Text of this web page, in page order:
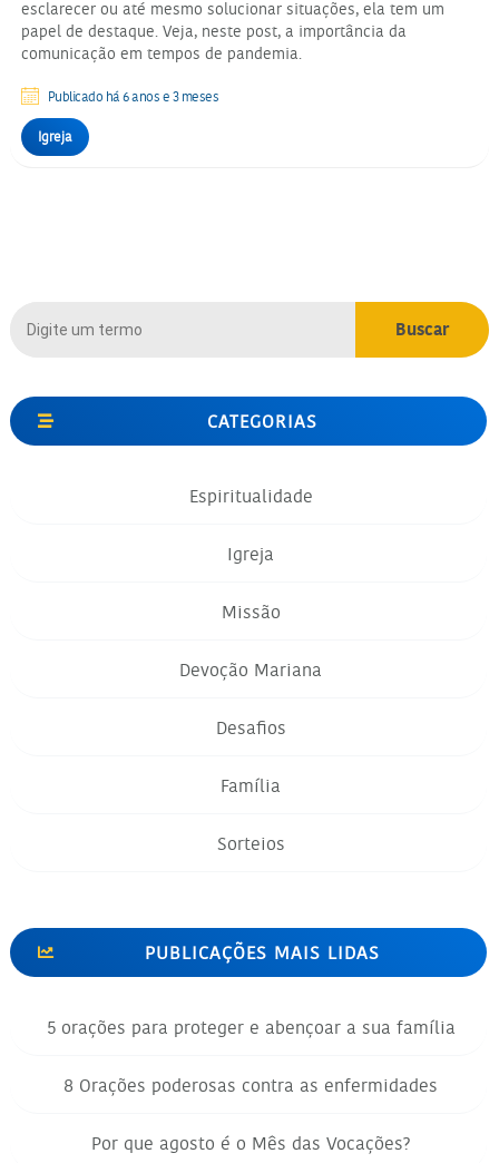
esclarecer ou até mesmo solucionar situações, ela tem um
papel de destaque. Veja, neste post, a importância da
comunicação em tempos de pandemia.
Publicado há 6 anos e 3 meses
Igreja
CATEGORIAS
Espiritualidade
Igreja
Missão
Devoção Mariana
Desafios
Família
Sorteios
PUBLICAÇÕES MAIS LIDAS
5 orações para proteger e abençoar a sua família
8 Orações poderosas contra as enfermidades
Por que agosto é o Mês das Vocações?